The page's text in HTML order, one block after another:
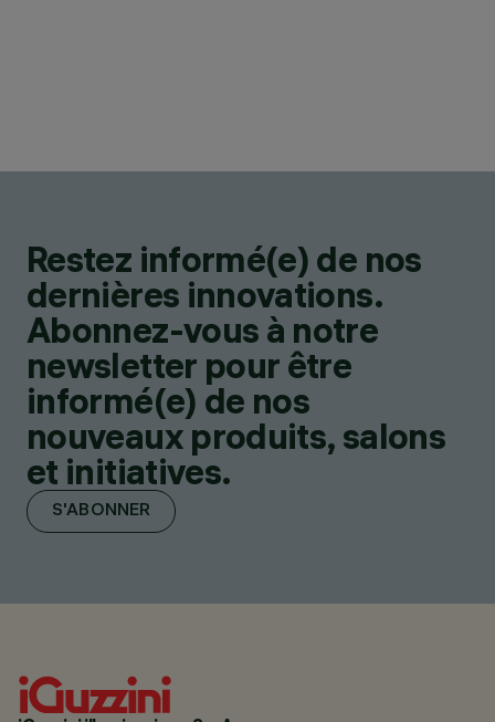
Restez informé(e) de nos
dernières innovations.
Abonnez-vous à notre
newsletter pour être
informé(e) de nos
nouveaux produits, salons
et initiatives.
S'ABONNER